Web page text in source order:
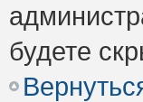
будете